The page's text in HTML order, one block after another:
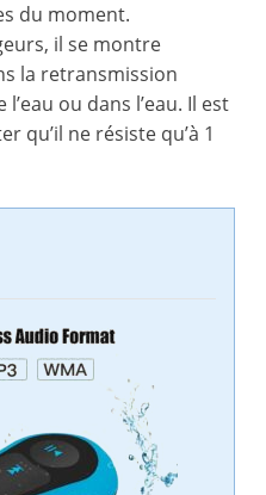
du moment.
il se montre
la retransmission
ou dans l’eau. Il est
qu’il ne résiste qu’à 1